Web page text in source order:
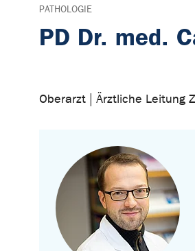
PATHOLOGIE
PD Dr. med.
Oberarzt | Ärztliche Leitung